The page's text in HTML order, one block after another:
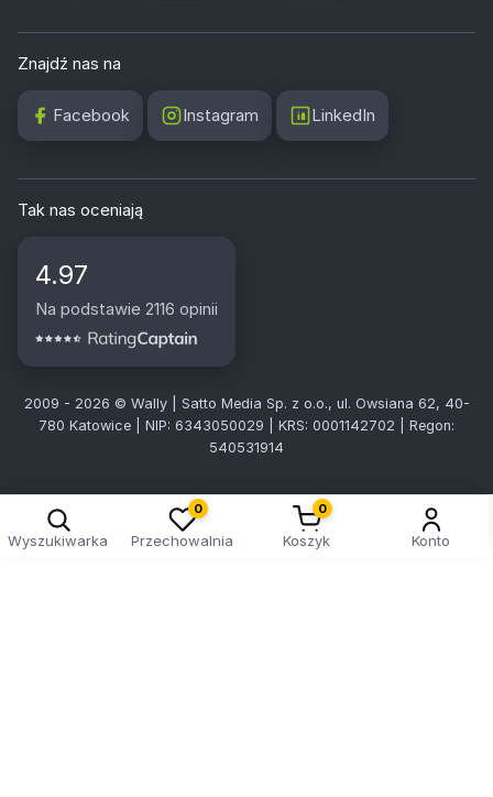
Znajdź nas na
Facebook Instagram LinkedIn
Tak nas oceniają
4.97
Na podstawie 2116 opinii
2009 - 2026 © Wally | Satto Media Sp. z o.o., ul. Owsiana 62, 40-
780 Katowice | NIP: 6343050029 | KRS: 0001142702 | Regon:
540531914
Wyszukiwarka
0
Przechowalnia
0
Koszyk Konto